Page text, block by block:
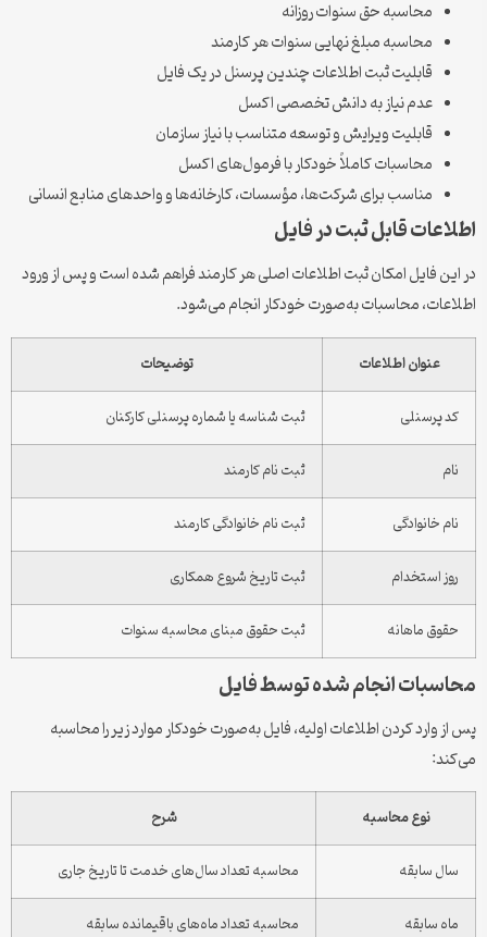
محاسبه حق سنوات روزانه
محاسبه مبلغ نهایی سنوات هر کارمند
قابلیت ثبت اطلاعات چندین پرسنل در یک فایل
عدم نیاز به دانش تخصصی اکسل
قابلیت ویرایش و توسعه متناسب با نیاز سازمان
محاسبات کاملاً خودکار با فرمول‌های اکسل
مناسب برای شرکت‌ها، مؤسسات، کارخانه‌ها و واحدهای منابع انسانی
اطلاعات قابل ثبت در فایل
در این فایل امکان ثبت اطلاعات اصلی هر کارمند فراهم شده است و پس از ورود
اطلاعات، محاسبات به‌صورت خودکار انجام می‌شود.
عنوان اطلاعات توضیحات
کد پرسنلی ثبت شناسه یا شماره پرسنلی کارکنان
نام ثبت نام کارمند
نام خانوادگی ثبت نام خانوادگی کارمند
روز استخدام ثبت تاریخ شروع همکاری
حقوق ماهانه ثبت حقوق مبنای محاسبه سنوات
محاسبات انجام شده توسط فایل
پس از وارد کردن اطلاعات اولیه، فایل به‌صورت خودکار موارد زیر را محاسبه
می‌کند:
نوع محاسبه شرح
سال سابقه محاسبه تعداد سال‌های خدمت تا تاریخ جاری
ماه سابقه محاسبه تعداد ماه‌های باقیمانده سابقه